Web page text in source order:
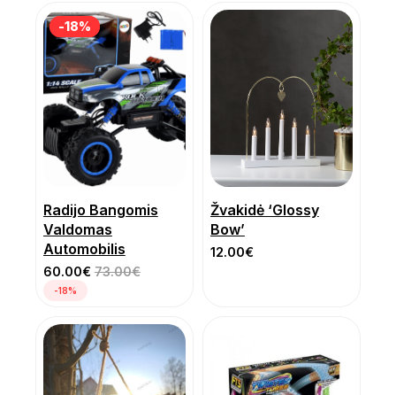
Radijo Bangomis
Valdomas
Automobilis
60.00€ 73.00€
-18%
-18%
-18%
Žvakidė ‘Glossy
Bow’
12.00€